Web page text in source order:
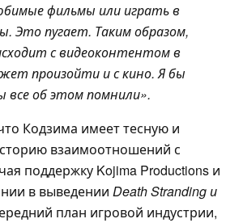
фильмы или играть в
Это пугает. Таким образом,
с видеоконтентом в
произойти и с кино. Я бы
все об этом помнили».
Кодзима имеет тесную и
взаимоотношений с
поддержку Kojima Productions и
в выведении Death Stranding и
план игровой индустрии,